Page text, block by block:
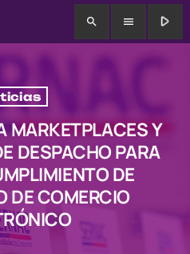
search menu play_arrow
MARKETPLACES Y
DESPACHO PARA
DE
DE COMERCIO